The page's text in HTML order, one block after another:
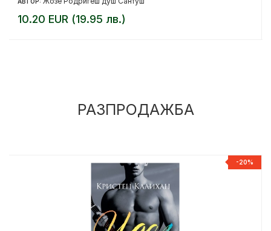
10.20 EUR (19.95 лв.)
РАЗПРОДАЖБА
-20%